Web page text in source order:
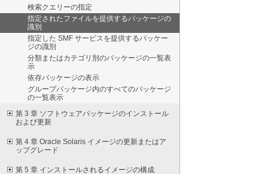
検索クエリーの指定
指定されたファイルを提供するパッケージの
識別
指定した SMF サービスを提供するパッケー
ジの識別
分類またはカテゴリ別のパッケージの一覧表
示
依存パッケージの表示
グループパッケージ内のすべてのパッケージ
の一覧表示
第 3 章 ソフトウェアパッケージのインストール
および更新
第 4 章 Oracle Solaris イメージの更新またはア
ップグレード
第 5 章 インストールされるイメージの構成